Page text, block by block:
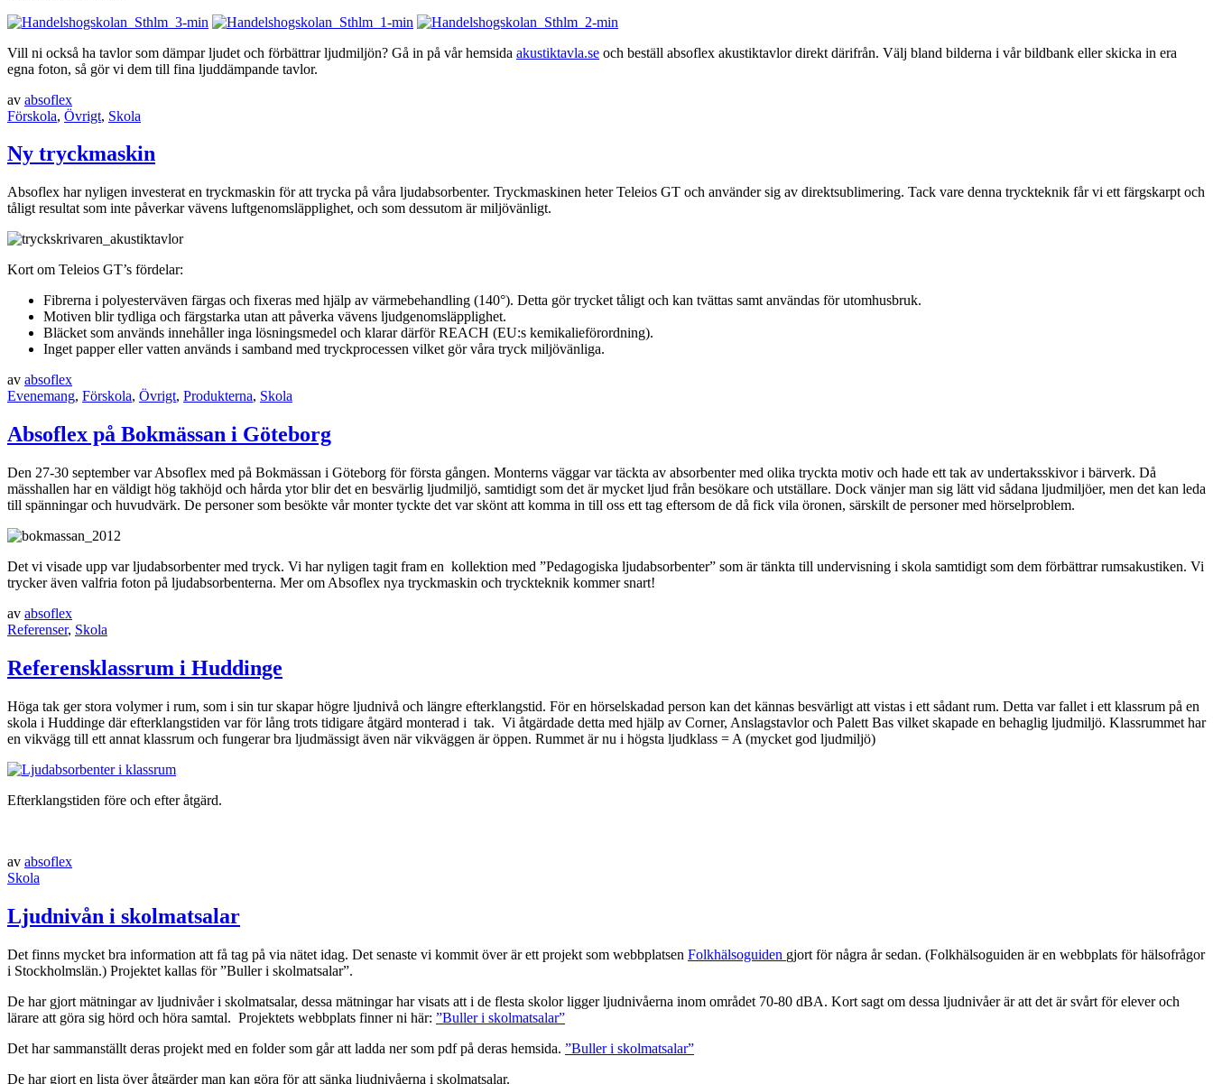
Vill ni också ha tavlor som dämpar ljudet och förbättrar ljudmiljön? Gå in på vår hemsida akustiktavla.se och beställ absoflex akustiktavlor direkt därifrån. Välj bland bilderna i vår bildbank eller skicka in era
egna foton, så gör vi dem till fina ljuddämpande tavlor.
av absoflex
Förskola, Övrigt, Skola
Ny tryckmaskin
Absoflex har nyligen investerat en tryckmaskin för att trycka på våra ljudabsorbenter. Tryckmaskinen heter Teleios GT och använder sig av direktsublimering. Tack vare denna tryckteknik får vi ett färgskarpt och
tåligt resultat som inte påverkar vävens luftgenomsläpplighet, och som dessutom är miljövänligt.
Kort om Teleios GT’s fördelar:
Fibrerna i polyesterväven färgas och fixeras med hjälp av värmebehandling (140°). Detta gör trycket tåligt och kan tvättas samt användas för utomhusbruk.
Motiven blir tydliga och färgstarka utan att påverka vävens ljudgenomsläpplighet.
Bläcket som används innehåller inga lösningsmedel och klarar därför REACH (EU:s kemikalieförordning).
Inget papper eller vatten används i samband med tryckprocessen vilket gör våra tryck miljövänliga.
av absoflex
Evenemang, Förskola, Övrigt, Produkterna, Skola
Absoflex på Bokmässan i Göteborg
Den 27-30 september var Absoflex med på Bokmässan i Göteborg för första gången. Monterns väggar var täckta av absorbenter med olika tryckta motiv och hade ett tak av undertaksskivor i bärverk. Då
mässhallen har en väldigt hög takhöjd och hårda ytor blir det en besvärlig ljudmiljö, samtidigt som det är mycket ljud från besökare och utställare. Dock vänjer man sig lätt vid sådana ljudmiljöer, men det kan leda
till spänningar och huvudvärk. De personer som besökte vår monter tyckte det var skönt att komma in till oss ett tag eftersom de då fick vila öronen, särskilt de personer med hörselproblem.
Det vi visade upp var ljudabsorbenter med tryck. Vi har nyligen tagit fram en kollektion med ”Pedagogiska ljudabsorbenter” som är tänkta till undervisning i skola samtidigt som dem förbättrar rumsakustiken. Vi
trycker även valfria foton på ljudabsorbenterna. Mer om Absoflex nya tryckmaskin och tryckteknik kommer snart!
av absoflex
Referenser, Skola
Referensklassrum i Huddinge
Höga tak ger stora volymer i rum, som i sin tur skapar högre ljudnivå och längre efterklangstid. För en hörselskadad person kan det kännas besvärligt att vistas i ett sådant rum. Detta var fallet i ett klassrum på en
skola i Huddinge där efterklangstiden var för lång trots tidigare åtgärd monterad i tak. Vi åtgärdade detta med hjälp av Corner, Anslagstavlor och Palett Bas vilket skapade en behaglig ljudmiljö. Klassrummet har
en vikvägg till ett annat klassrum och fungerar bra ljudmässigt även när vikväggen är öppen. Rummet är nu i högsta ljudklass = A (mycket god ljudmiljö)
Efterklangstiden före och efter åtgärd.
av absoflex
Skola
Ljudnivån i skolmatsalar
Det finns mycket bra information att få tag på via nätet idag. Det senaste vi kommit över är ett projekt som webbplatsen Folkhälsoguiden gjort för några år sedan. (Folkhälsoguiden är en webbplats för hälsofrågor
i Stockholmslän.) Projektet kallas för ”Buller i skolmatsalar”.
De har gjort mätningar av ljudnivåer i skolmatsalar, dessa mätningar har visats att i de flesta skolor ligger ljudnivåerna inom området 70-80 dBA. Kort sagt om dessa ljudnivåer är att det är svårt för elever och
lärare att göra sig hörd och höra samtal. Projektets webbplats finner ni här: ”Buller i skolmatsalar”
Det har sammanställt deras projekt med en folder som går att ladda ner som pdf på deras hemsida. ”Buller i skolmatsalar”
De har gjort en lista över åtgärder man kan göra för att sänka ljudnivåerna i skolmatsalar.